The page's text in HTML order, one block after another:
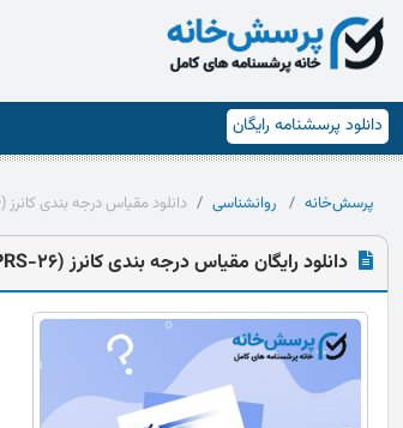
دانلود پرسشنامه رایگان
پرسش‌خانه روانشناسی دانلود مقیاس درجه بندی کانرز (CPRS-26)
دانلود رایگان مقیاس درجه بندی کانرز (CPRS-26)